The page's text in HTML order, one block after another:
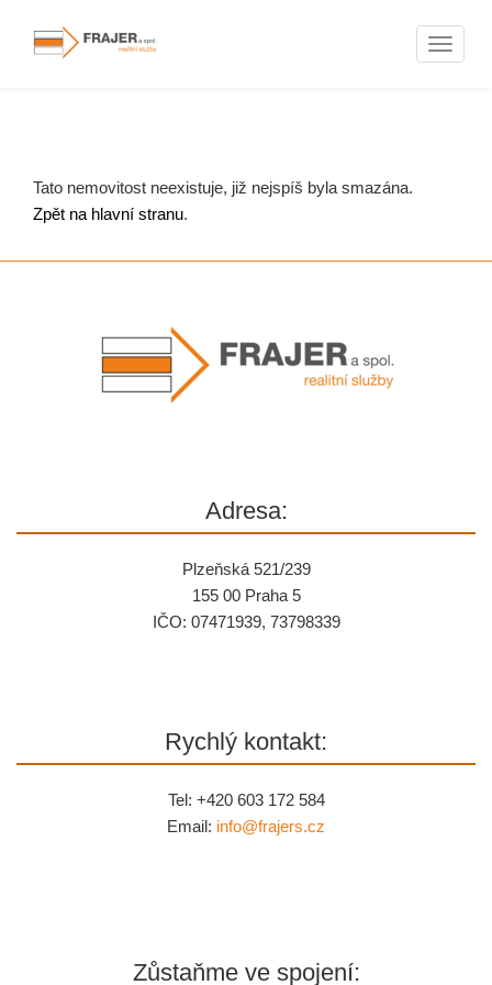
Tato nemovitost neexistuje, již nejspíš byla smazána.
Zpět na hlavní stranu.
Adresa:
Plzeňská 521/239
155 00 Praha 5
IČO: 07471939, 73798339
Rychlý kontakt:
Tel: +420 603 172 584
Email: info@frajers.cz
Zůstaňme ve spojení: